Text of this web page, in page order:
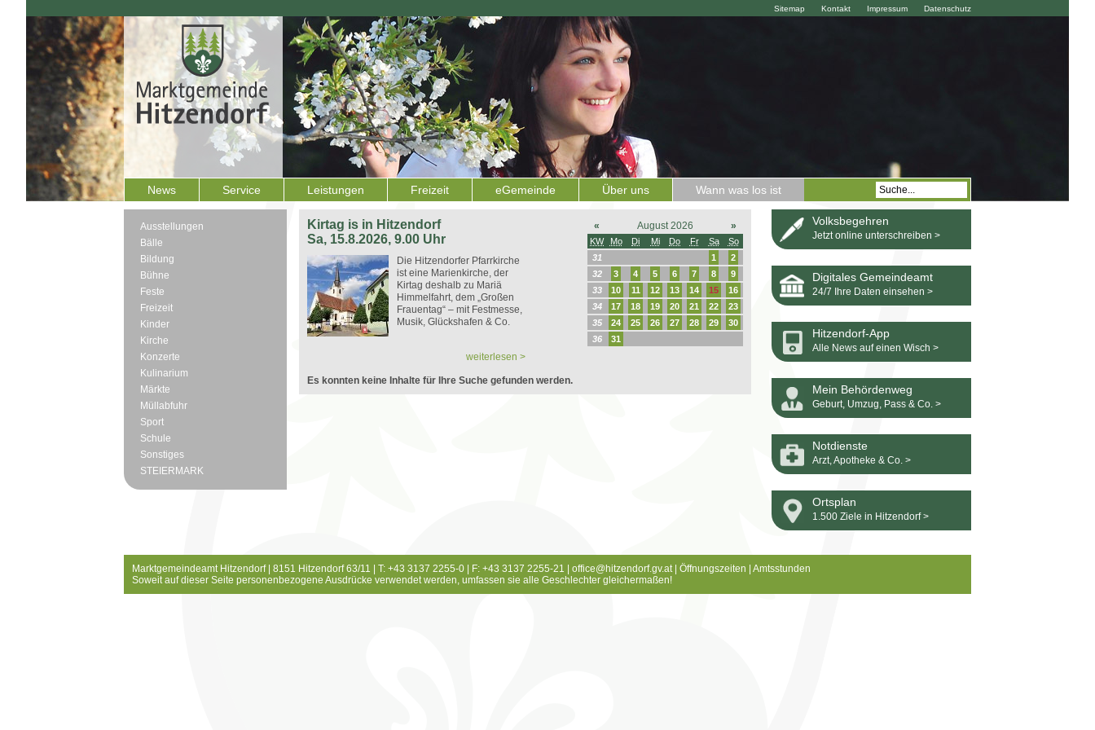
Datenschutz
Impressum
Kontakt
Sitemap
News Service Leistungen Freizeit eGemeinde Über uns Wann was los ist
Ausstellungen
Bälle
Bildung
Bühne
Feste
Freizeit
Kinder
Kirche
Konzerte
Kulinarium
Märkte
Müllabfuhr
Sport
Schule
Sonstiges
STEIERMARK
Kirtag is in Hitzendorf
Sa, 15.8.2026, 9.00 Uhr
Die Hitzendorfer Pfarrkirche
ist eine Marienkirche, der
Kirtag deshalb zu Mariä
Himmelfahrt, dem „Großen
Frauentag“ – mit Festmesse,
Musik, Glückshafen & Co.
weiterlesen >
« August 2026 »
KW Mo Di Mi Do Fr Sa
So
31
1
2
32
3 4 5 6 7 8
9
33
10 11 12 13 14 15
16
34
17 18 19 20 21 22
23
35
24 25 26 27 28 29
30
36
31
Es konnten keine Inhalte für Ihre Suche gefunden werden.
Volksbegehren
Jetzt online unterschreiben >
Digitales Gemeindeamt
24/7 Ihre Daten einsehen >
Hitzendorf-App
Alle News auf einen Wisch >
Mein Behördenweg
Geburt, Umzug, Pass & Co. >
Notdienste
Arzt, Apotheke & Co. >
Ortsplan
1.500 Ziele in Hitzendorf >
Marktgemeindeamt Hitzendorf | 8151 Hitzendorf 63/11 | T: +43 3137 2255-0 | F: +43 3137 2255-21 | office@hitzendorf.gv.at| Öffnungszeiten
Amtsstunden
Soweit auf dieser Seite personenbezogene Ausdrücke verwendet werden, umfassen sie alle Geschlechter gleichermaßen!